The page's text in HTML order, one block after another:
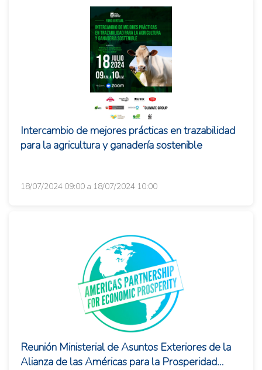
Intercambio de mejores prácticas en trazabilidad
para la agricultura y ganadería sostenible
18/07/2024 09:00 a 18/07/2024 10:00
Reunión Ministerial de Asuntos Exteriores de la
Alianza de las Américas para la Prosperidad